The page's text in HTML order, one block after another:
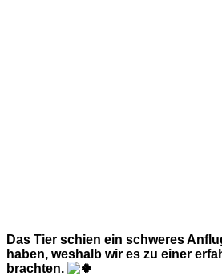
Das Tier schien ein schweres
haben, weshalb wir es zu einer
brachten.